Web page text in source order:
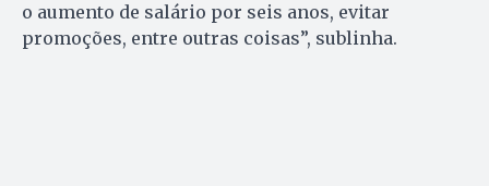
o aumento de salário por seis anos, evitar
promoções, entre outras coisas”, sublinha.